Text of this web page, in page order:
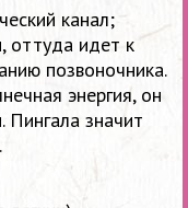
канал;
оттуда идет к
позвоночника.
энергия, он
Пингала значит